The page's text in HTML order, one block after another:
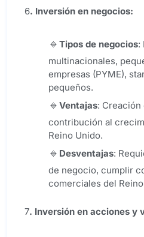
6. Inversión en negocios:
Tipos de negocios:
multinacionales,
empresas (PYME),
pequeños.
Ventajas: Creación
contribución al
Reino Unido.
Desventajas:
de negocio, cumplir
comerciales del
7. Inversión en acciones y